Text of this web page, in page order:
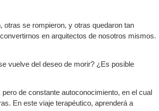
otras se rompieron, y otras quedaron tan
en arquitectos de nosotros mismos.
vuelve del deseo de morir? ¿Es posible
de constante autoconocimiento, en el cual
En este viaje terapéutico, aprenderá a